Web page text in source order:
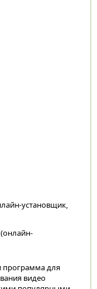
установщик,
(онлайн-
программа для
видео